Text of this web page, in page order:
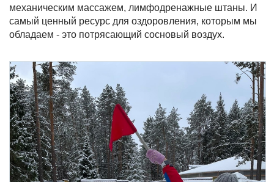
механическим массажем, лимфодренажные штаны. И
самый ценный ресурс для оздоровления, которым мы
обладаем - это потрясающий сосновый воздух.